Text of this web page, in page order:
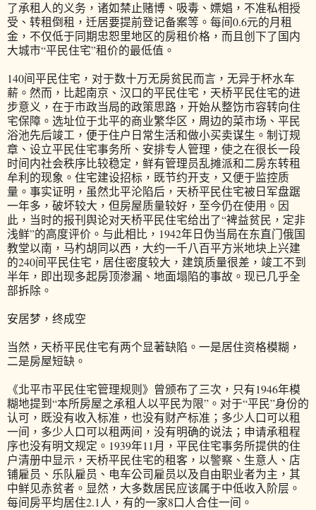
了承租人的义务，诸如禁止赌博、吸毒、嫖娼，不准私相授
受、转租倒租，迁居要提前登记备案等。每间0.6元的月租
金，不仅低于同期忠恕里地区的房租价格，而且创下了国内
大城市“平民住宅”租价的最低值。
140间平民住宅，对于数十万无房贫民而言，无异于杯水车
薪。然而，比起南京、汉口的平民住宅，天桥平民住宅的进
步意义，在于市政当局的政策思路，开始从整饬市容转向住
宅保障。选址位于北平的商业繁华区，周边的菜市场、平民
浴池先后竣工，便于住户日常生活和做小买卖谋生。制订规
章、设立平民住宅事务所、安排专人管理，使之在很长一段
时间内社会秩序比较稳定，鲜有管理员乱摊派和二房东转租
牟利的现象。住宅建设招标，既节约开支，又便于监控质
量。事实证明，虽然北平沦陷后，天桥平民住宅被日军盘踞
一年多，破坏较大，但房屋质量较好，至今仍在使用。因
此，当时的报刊舆论对天桥平民住宅给出了“裨益贫民，定非
浅鲜”的高度评价。与此相比，1942年日伪当局在东直门俄国
教堂以南，马杓胡同以西，大约一千八百平方米地块上兴建
的240间平民住宅，居住密度较大，建筑质量很差，竣工不到
半年，即出现多起房顶渗漏、地面塌陷的事故。现已几乎全
部拆除。
安居梦，终成空
当然，天桥平民住宅有两个显著缺陷。一是居住资格模糊，
二是房屋短缺。
《北平市平民住宅管理规则》曾颁布了三次，只有1946年模
糊地提到“本所房屋之承租人以平民为限”。对于“平民”身份的
认可，既没有收入标准，也没有财产标准；多少人口可以租
一间，多少人口可以租两间，没有明确的说法；申请承租程
序也没有明文规定。1939年11月，平民住宅事务所提供的住
户清册中显示，天桥平民住宅的租客，以警察、生意人、店
铺雇员、乐队雇员、电车公司雇员以及自由职业者为主，其
中鲜见赤贫者。显然，大多数居民应该属于中低收入阶层。
每间房平均居住2.1人，有的一家8口人合住一间。